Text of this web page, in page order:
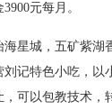
元每月。
海星城，五矿紫湖
刘记特色小吃，以
可以包教技术，